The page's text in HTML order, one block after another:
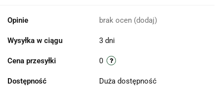
Opinie brak ocen (dodaj)
Wysyłka w ciągu 3 dni
Cena przesyłki 0
Dostępność Duża dostępność